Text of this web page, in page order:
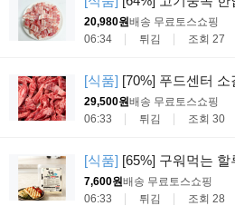
20,980원배송 무료 토스쇼핑
06:34
튀김 조회 27
[식품] [70%] 푸드센터 소
29,500원배송 무료 토스쇼핑
06:33
튀김 조회 30
[식품] [65%] 구워먹는 할
7,600원배송 무료 토스쇼핑
06:33
튀김 조회 28